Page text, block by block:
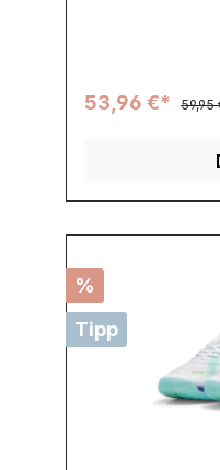
53,96 €* 59,95
%
Tipp